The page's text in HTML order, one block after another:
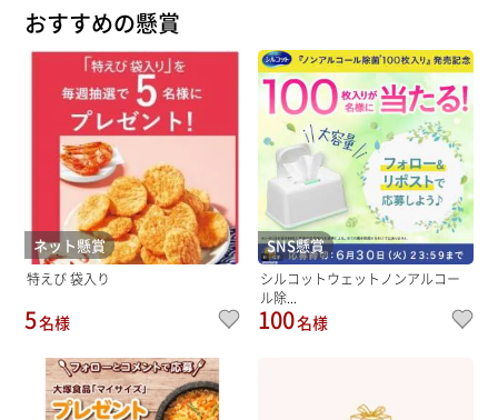
おすすめの懸賞
ネット懸賞
特えび 袋入り
5名様
SNS懸賞
シルコットウェットノンアルコー
ル除...
100名様